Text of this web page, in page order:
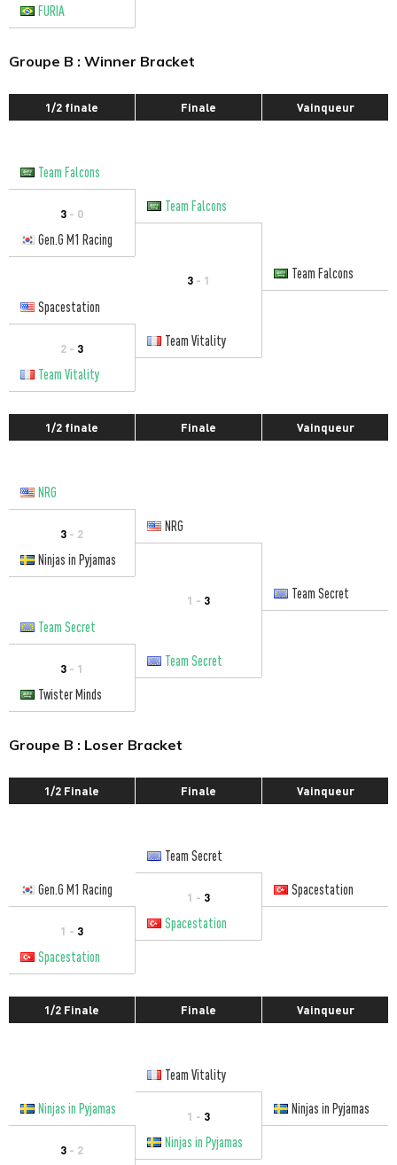
FURIA
Groupe B : Winner Bracket
1/2 finale Finale Vainqueur
Team Falcons
3 - 0
Team Falcons
Gen.G M1 Racing
3 - 1
Team Falcons
Spacestation
2 - 3
Team Vitality
Team Vitality
1/2 finale Finale Vainqueur
NRG
3 - 2
NRG
Ninjas in Pyjamas
1 - 3
Team Secret
Team Secret
3 - 1
Team Secret
Twister Minds
Groupe B : Loser Bracket
1/2 Finale Finale Vainqueur
Team Secret
Gen.G M1 Racing
1 - 3 Spacestation
1 - 3
Spacestation
Spacestation
1/2 Finale Finale Vainqueur
Team Vitality
Ninjas in Pyjamas
1 - 3 Ninjas in Pyjamas
3 - 2
Ninjas in Pyjamas